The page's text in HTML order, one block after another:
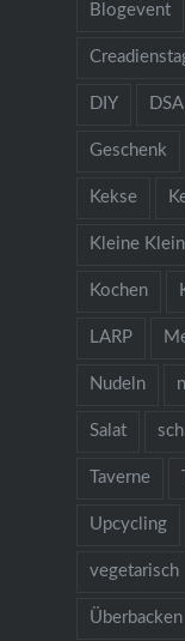
Blogevent
DIY DSA
Geschenk
Kekse
Kleine
Kochen
LARP
Nudeln
Salat
Taverne
Upcycling
vegetarisch
Überbacken